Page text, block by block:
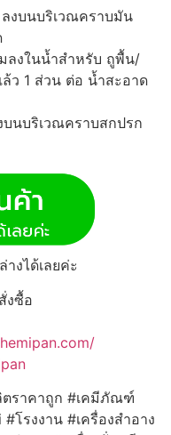
งบนบริเวณคราบมัน
ลงในน้ำสำหรับ ถูพื้น/
ว 1 ส่วน ต่อ น้ำสะอาด
นบริเวณคราบสกปรก
งได้เลยค่ะ
งซื้อ
ตราคาถูก #เคมีภัณฑ์
โรงงาน #เครื่องสำอาง